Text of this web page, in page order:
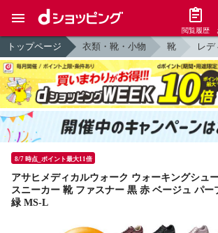
閲覧履歴
トップページ 衣類・靴・小物 靴 レ
8/7 時点_ポイント最大11倍
アサヒメディカルウォーク ウォーキングシュ
スニーカー 靴 ファスナー 黒 赤 ベージュ パー
緑 MS-L